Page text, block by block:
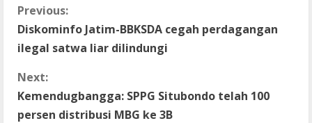
C
o
n
t
Previous:
Diskominfo Jatim-BBKSDA cegah perdagangan
ilegal satwa liar dilindungi
Next:
Kemendugbangga: SPPG Situbondo telah 100
persen distribusi MBG ke 3B